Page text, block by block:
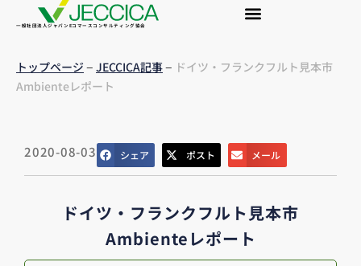
一般社団法人ジャパンEコマースコンサルティング協会
トップページ– JECCICA記事– ドイツ・フランクフルト見本市
Ambienteレポート
2020-08-03 シェア ポスト メール
ドイツ・フランクフルト見本市
Ambienteレポート